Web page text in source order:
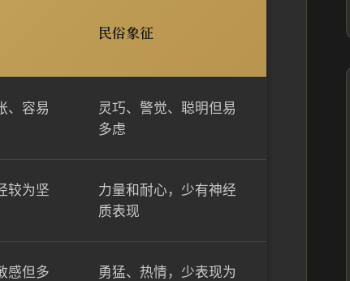
民俗象征
、容易
灵巧、警觉、聪明但易
多虑
较为坚
力量和耐心，少有神经
质表现
感但多
勇猛、热情，少表现为